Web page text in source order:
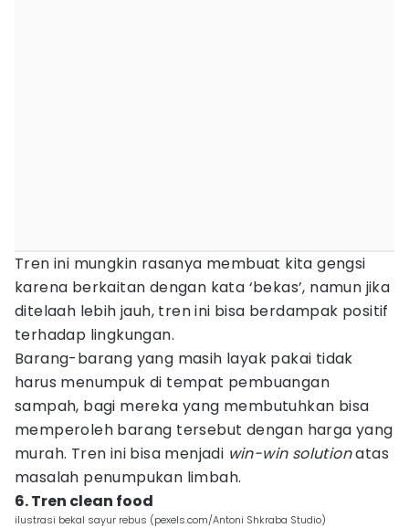
Tren ini mungkin rasanya membuat kita gengsi
karena berkaitan dengan kata ‘bekas’, namun jika
ditelaah lebih jauh, tren ini bisa berdampak positif
terhadap lingkungan.
Barang-barang yang masih layak pakai tidak
harus menumpuk di tempat pembuangan
sampah, bagi mereka yang membutuhkan bisa
memperoleh barang tersebut dengan harga yang
murah. Tren ini bisa menjadi win-win solutionatas
masalah penumpukan limbah.
6. Tren clean food
ilustrasi bekal sayur rebus (pexels.com/Antoni Shkraba Studio)